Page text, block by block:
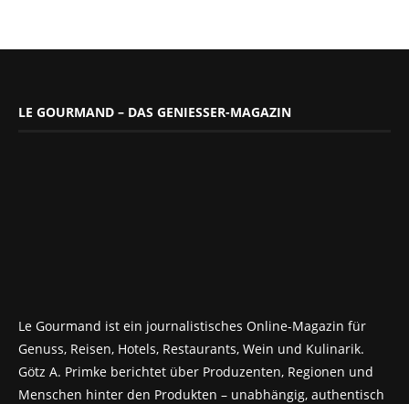
LE GOURMAND – DAS GENIESSER-MAGAZIN
Le Gourmand ist ein journalistisches Online-Magazin für
Genuss, Reisen, Hotels, Restaurants, Wein und Kulinarik.
Götz A. Primke berichtet über Produzenten, Regionen und
Menschen hinter den Produkten – unabhängig, authentisch